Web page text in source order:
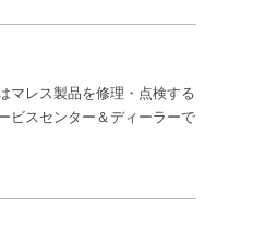
マレス製品を修理・点検する
ビスセンター＆ディーラーで